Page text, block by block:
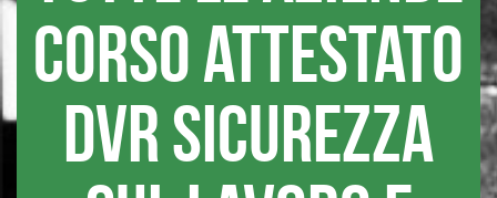
CORSO ATTESTATO
DVR SICUREZZA